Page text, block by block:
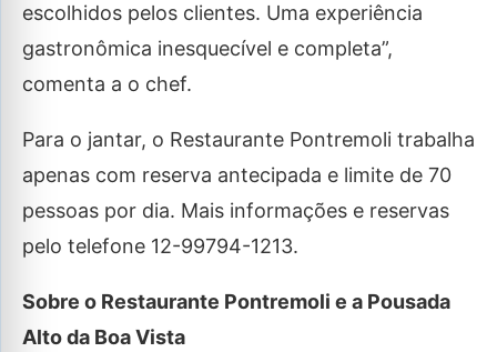
escolhidos pelos clientes. Uma experiência
gastronômica inesquecível e completa”,
comenta a o chef.
Para o jantar, o Restaurante Pontremoli trabalha
apenas com reserva antecipada e limite de 70
pessoas por dia. Mais informações e reservas
pelo telefone 12-99794-1213.
Sobre o Restaurante Pontremoli e a Pousada
Alto da Boa Vista